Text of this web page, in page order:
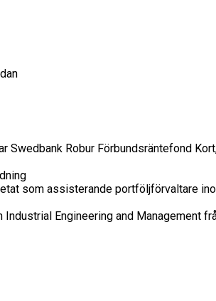
Swedbank Robur Förbundsräntefond
som assisterande portföljförvaltare